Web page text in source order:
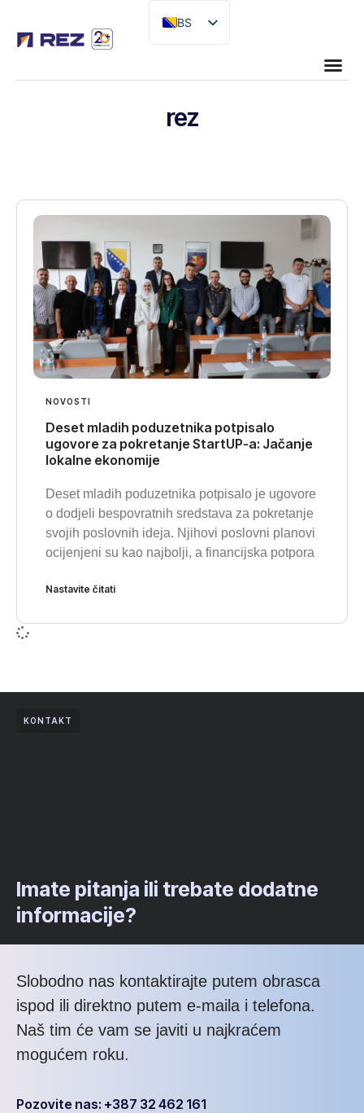
BS
EN
rez
NOVOSTI
Deset mladih poduzetnika potpisalo
ugovore za pokretanje StartUP-a: Jačanje
lokalne ekonomije
Deset mladih poduzetnika potpisalo je ugovore
o dodjeli bespovratnih sredstava za pokretanje
svojih poslovnih ideja. Njihovi poslovni planovi
ocijenjeni su kao najbolji, a financijska potpora
Nastavite čitati
KONTAKT
Imate pitanja ili trebate dodatne
informacije?
Slobodno nas kontaktirajte putem obrasca
ispod ili direktno putem e-maila i telefona.
Naš tim će vam se javiti u najkraćem
mogućem roku.
Pozovite nas: +387 32 462 161